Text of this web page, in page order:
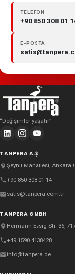
TELEFON
+90 850 308 01
E-POSTA
“Değişimler yaşatır”
TANPERA A.Ş
Şeyhli Mahallesi, Ankara
+90 850 308 01 14
satis@tanpera.com.tr
TANPERA GMBH
Hermann-Essig-Str. 36,
+49 1590 4138428
info@tanpera.de